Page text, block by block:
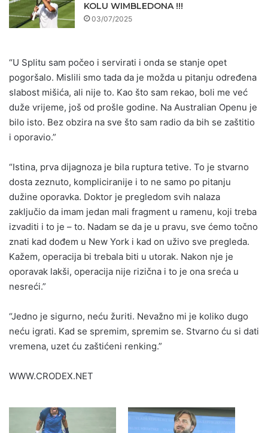
KOLU WIMBLEDONA !!!
03/07/2025
“U Splitu sam počeo i servirati i onda se stanje opet
pogoršalo. Mislili smo tada da je možda u pitanju određena
slabost mišića, ali nije to. Kao što sam rekao, boli me već
duže vrijeme, još od prošle godine. Na Australian Openu je
bilo isto. Bez obzira na sve što sam radio da bih se zaštitio
i oporavio.”
“Istina, prva dijagnoza je bila ruptura tetive. To je stvarno
dosta zeznuto, kompliciranije i to ne samo po pitanju
dužine oporavka. Doktor je pregledom svih nalaza
zaključio da imam jedan mali fragment u ramenu, koji treba
izvaditi i to je – to. Nadam se da je u pravu, sve ćemo točno
znati kad dođem u New York i kad on uživo sve pregleda.
Kažem, operacija bi trebala biti u utorak. Nakon nje je
oporavak lakši, operacija nije rizična i to je ona sreća u
nesreći.”
“Jedno je sigurno, neću žuriti. Nevažno mi je koliko dugo
neću igrati. Kad se spremim, spremim se. Stvarno ću si dati
vremena, uzet ću zaštićeni renking.”
WWW.CRODEX.NET